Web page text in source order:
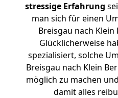
stressige Erfahrung
man sich für einen
Breisgau nach
Glücklicherweise
spezialisiert, solche
Breisgau nach Klein
möglich zu machen und
damit alles